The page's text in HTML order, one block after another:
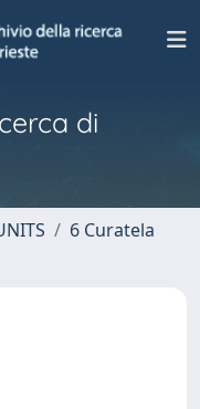
di
6 Curatela